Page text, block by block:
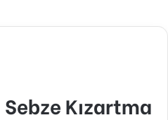
Sebze Kızartma